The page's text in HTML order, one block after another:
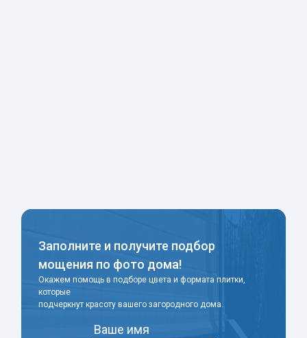
Заполните и получите подбор
мощения по фото дома!
Окажем помощь в подборе цвета и формата плитки,
которые
подчеркнут красоту вашего загородного дома.